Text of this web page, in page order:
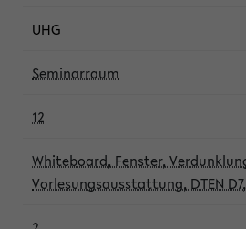
UHG
Seminarraum
12
Whiteboard, Fenster,
Vorlesungsausstattung, DTEN